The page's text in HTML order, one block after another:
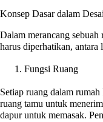
Konsep Dasar dalam
Dalam merancang sebuah
harus diperhatikan, antara
Fungsi Ruang
Setiap ruang dalam
ruang tamu untuk
dapur untuk memasak.